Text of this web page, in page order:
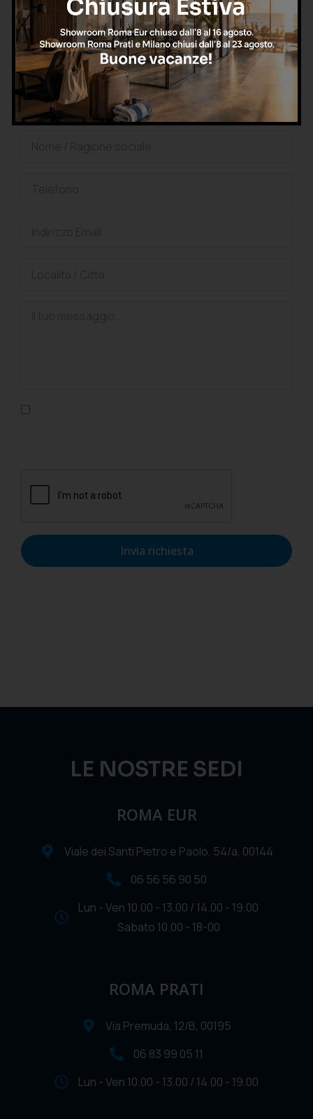
oppure
Richiedi una consulenza
gratuita
Invia richiesta
LE NOSTRE SEDI
ROMA EUR
Viale dei Santi Pietro e Paolo, 54/a, 00144
06 56 56 90 50
Lun - Ven 10.00 - 13.00 / 14.00 - 19.00
Sabato 10.00 - 18-00
ROMA PRATI
Via Premuda, 12/B, 00195
06 83 99 05 11
Lun - Ven 10.00 - 13.00 / 14.00 - 19.00